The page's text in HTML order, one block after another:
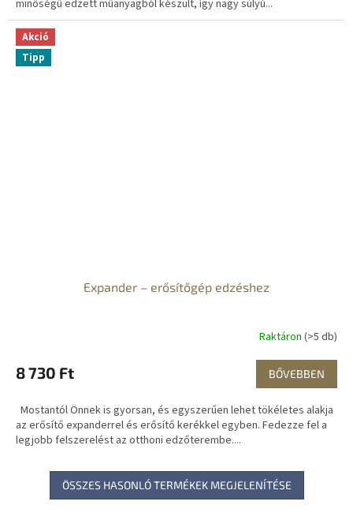
minőségű edzett műanyagból készült, így nagy súlyú...
Akció
Tipp
Expander – erősítőgép edzéshez
Raktáron (>5 db)
8 730 Ft BŐVEBBEN
Mostantól Önnek is gyorsan, és egyszerűen lehet tökéletes alakja
az erősítő expanderrel és erősítő kerékkel egyben. Fedezze fel a
legjobb felszerelést az otthoni edzőterembe....
ÖSSZES HASONLÓ TERMÉKEK MEGJELENÍTÉSE